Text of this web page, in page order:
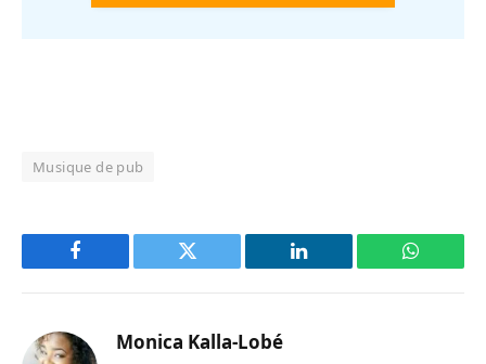
Musique de pub
Facebook Twitter LinkedIn
Monica Kalla-Lobé